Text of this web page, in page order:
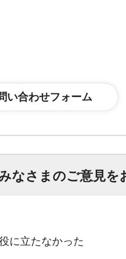
なさまのご意見を
に立たなかった